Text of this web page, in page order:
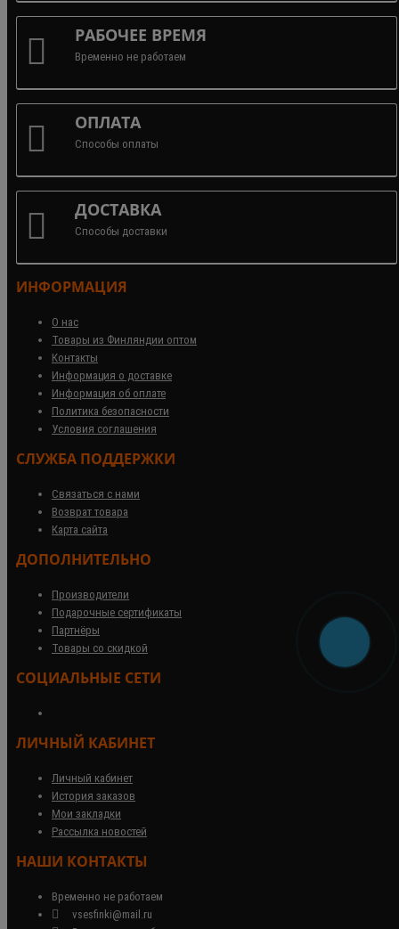
РАБОЧЕЕ ВРЕМЯ
Временно не работаем
ОПЛАТА
Способы оплаты
ДОСТАВКА
Способы доставки
ИНФОРМАЦИЯ
О нас
Товары из Финляндии оптом
Контакты
Информация о доставке
Информация об оплате
Политика безопасности
Условия соглашения
СЛУЖБА ПОДДЕРЖКИ
Связаться с нами
Возврат товара
Карта сайта
ДОПОЛНИТЕЛЬНО
Производители
Подарочные сертификаты
Партнёры
Товары со скидкой
СОЦИАЛЬНЫЕ СЕТИ
ЛИЧНЫЙ КАБИНЕТ
Личный кабинет
История заказов
Мои закладки
Рассылка новостей
НАШИ КОНТАКТЫ
Временно не работаем
vsesfinki@mail.ru